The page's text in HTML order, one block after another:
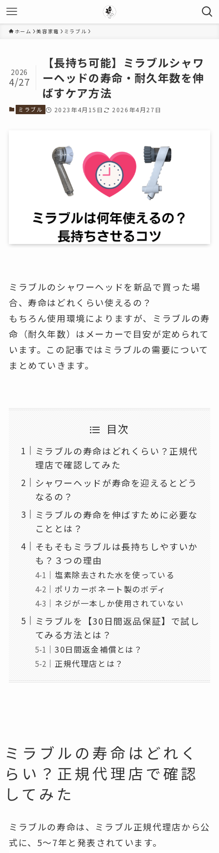
ホーム 美容家電 ミラブル
【長持ち可能】ミラブルシャワ
ーヘッドの寿命・耐久年数を伸
ばすケア方法
2026
4/27
ミラブル 2023年4月15日 2026年4月27日
ミラブルのシャワーヘッドを新品で買った場
合、寿命はどれくらい使えるの？
もちろん使用環境によりますが、ミラブルの寿
命（耐久年数）はメーカーで目安が定められて
います。この記事ではミラブルの需要について
まとめていきます。
目次
ミラブルの寿命はどれくらい？正規代
理店で確認してみた
シャワーヘッドが寿命を迎えるとどう
なるの？
ミラブルの寿命を伸ばすために必要な
こととは？
そもそもミラブルは長持ちしやすいか
も？３つの理由
塩素除去された水を使っている
ポリカーボネート製のボディ
ネジが一本しか使用されていない
ミラブルを【30日間返品保証】で試し
てみる方法とは？
30日間返金補償とは？
正規代理店とは？
ミラブルの寿命はどれく
らい？正規代理店で確認
してみた
ミラブルの寿命は、ミラブル正規代理店から公
式に、 5〜7年と発表されています。